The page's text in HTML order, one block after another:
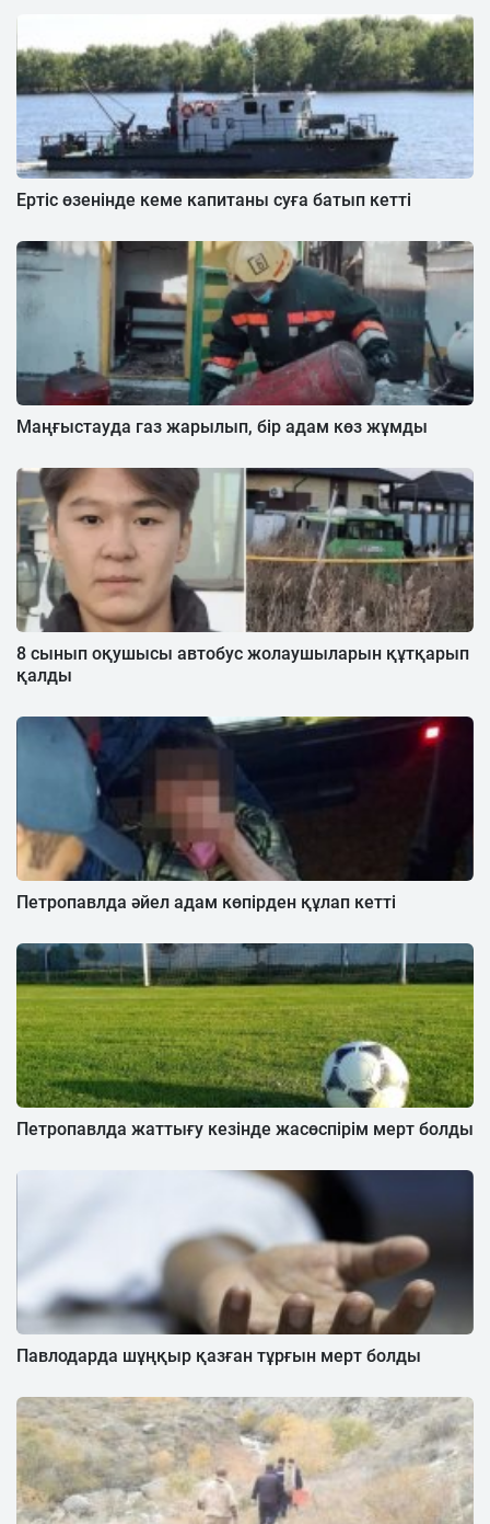
Ертіс өзенінде кеме капитаны суға батып кетті
Маңғыстауда газ жарылып, бір адам көз жұмды
8 сынып оқушысы автобус жолаушыларын құтқарып
қалды
Петропавлда әйел адам көпірден құлап кетті
Петропавлда жаттығу кезінде жасөспірім мерт болды
Павлодарда шұңқыр қазған тұрғын мерт болды